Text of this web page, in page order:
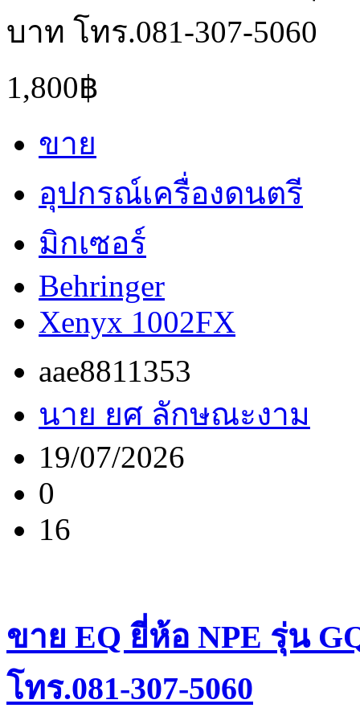
บาท โทร.081-307-5060
1,800฿
ขาย
อุปกรณ์เครื่องดนตรี
มิกเซอร์
Behringer
Xenyx 1002FX
aae8811353
นาย ยศ ลักษณะงาม
19/07/2026
0
16
ขาย EQ ยี่ห้อ NPE รุ่น
โทร.081-307-5060